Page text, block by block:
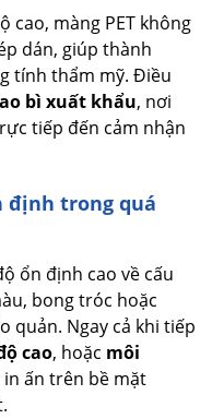
cao, màng PET không
dán, giúp thành
tính thẩm mỹ. Điều
bì xuất khẩu, nơi
tiếp đến cảm nhận
định trong quá
ổn định cao về cấu
bong tróc hoặc
quản. Ngay cả khi tiếp
cao, hoặc môi
in ấn trên bề mặt